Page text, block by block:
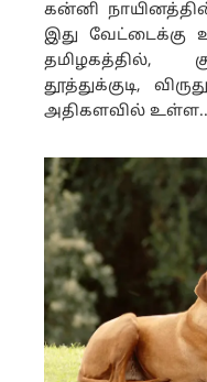
கன்னி
இது
தமிழகத்தில்,
தூத்துக்குடி,
அதிகளவில்